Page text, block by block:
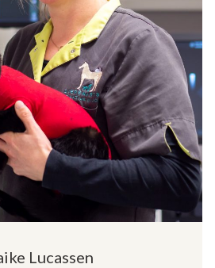
Lucassen